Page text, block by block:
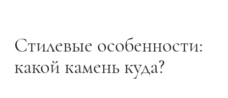
Стилевые особенности:
какой камень куда?